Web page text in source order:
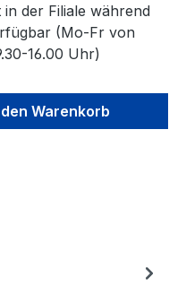
der Filiale während
(Mo-Fr von
16.00 Uhr)
denWarenkorb